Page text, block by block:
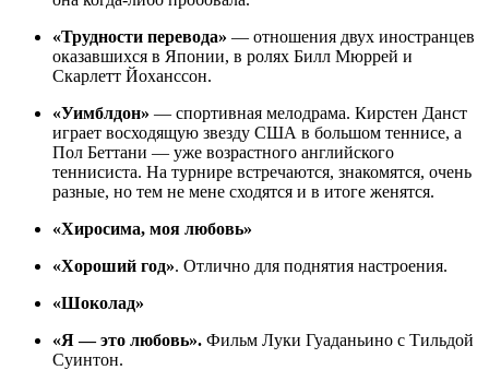
«Трудности перевода» — отношения двух иностранцев
оказавшихся в Японии, в ролях Билл Мюррей и
Скарлетт Йоханссон.
«Уимблдон» — спортивная мелодрама. Кирстен Данст
играет восходящую звезду США в большом теннисе, а
Пол Беттани — уже возрастного английского
теннисиста. На турнире встречаются, знакомятся, очень
разные, но тем не мене сходятся и в итоге женятся.
«Хиросима, моя любовь»
«Хороший год». Отлично для поднятия настроения.
«Шоколад»
«Я — это любовь». Фильм Луки Гуаданьино с Тильдой
Суинтон.